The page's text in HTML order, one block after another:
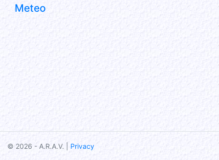
Meteo
© 2026 - A.R.A.V. | Privacy